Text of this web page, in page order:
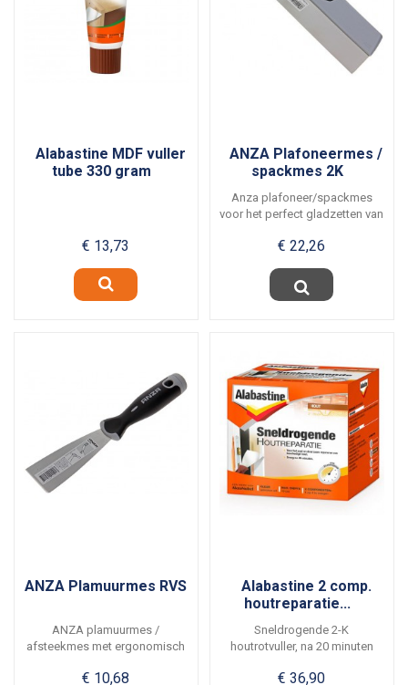
Alabastine MDF vuller
tube 330 gram
€ 13,73
ANZA Plafoneermes /
spackmes 2K
Anza plafoneer/spackmes
voor het perfect gladzetten van
€ 22,26
ANZA Plamuurmes RVS
ANZA plamuurmes /
afsteekmes met ergonomisch
€ 10,68
Alabastine 2 comp.
houtreparatie...
Sneldrogende 2-K
houtrotvuller, na 20 minuten
€ 36,90